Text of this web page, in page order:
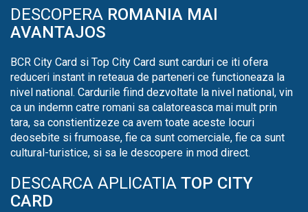
DESCOPERA ROMANIA MAI
AVANTAJOS
BCR City Card si Top City Card sunt carduri ce iti ofera
reduceri instant in reteaua de parteneri ce functioneaza la
nivel national. Cardurile fiind dezvoltate la nivel national, vin
ca un indemn catre romani sa calatoreasca mai mult prin
tara, sa constientizeze ca avem toate aceste locuri
deosebite si frumoase, fie ca sunt comerciale, fie ca sunt
cultural-turistice, si sa le descopere in mod direct.
DESCARCA APLICATIA TOP CITY
CARD